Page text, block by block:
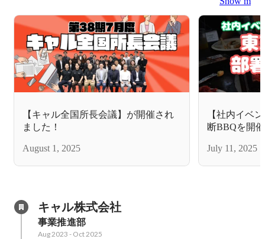
【キャル全国所長会議】が開催され
ました！
August 1, 2025
【社内イベ
断BBQを開
July 11, 2025
キャル株式会社
事業推進部
Aug 2023 - Oct 2025